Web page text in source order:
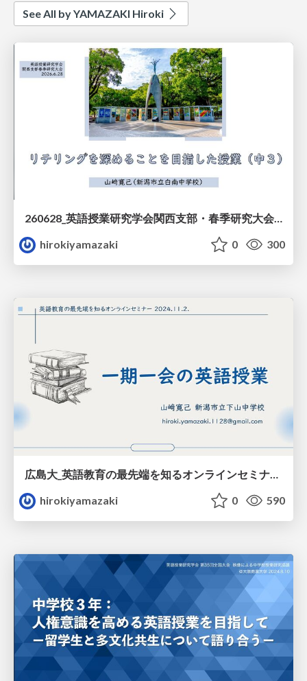
See All by YAMAZAKI Hiroki
260628_英語授業研究学会関西支部・春季研究大会_中学校映像授業（山﨑資料）
hirokiyamazaki
0 300
hirokiyamazaki
0 590